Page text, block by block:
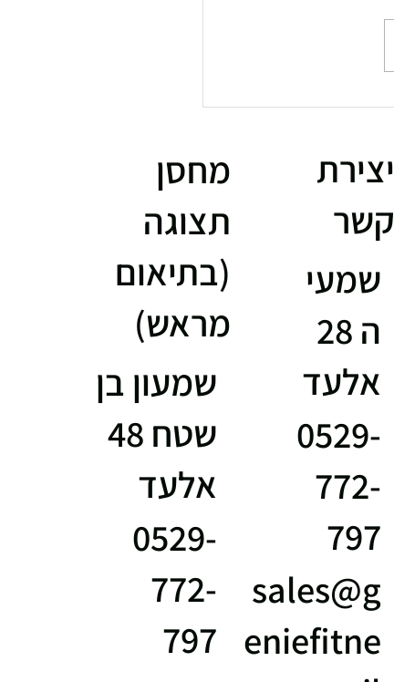
יצירת
קשר
שמעי
ה 28
אלעד
0529-
772-
797
sales@g
eniefitne
מחסן
תצוגה
(בתיאום
מראש)
שמעון בן
שטח 48
אלעד
0529-
772-
797